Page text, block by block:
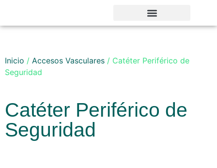
Inicio / Accesos Vasculares / Catéter Periférico de
Seguridad
Catéter Periférico de
Seguridad